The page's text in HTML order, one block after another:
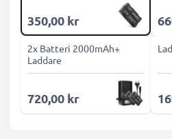
350,00 kr
2x Batteri 2000mAh+
Laddare
720,00 kr